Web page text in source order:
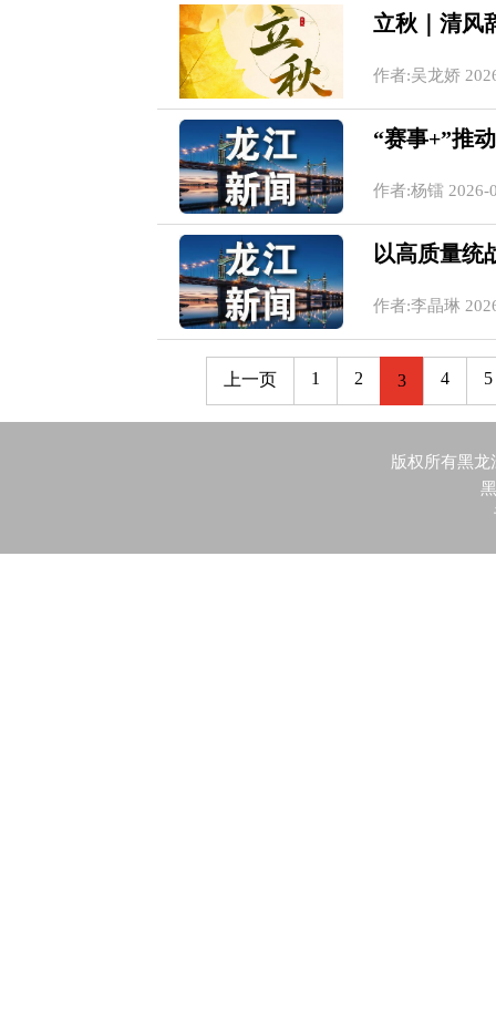
立秋｜清风
作者:吴龙娇
“赛事+”推
作者:杨镭 2026-
以高质量统
作者:李晶琳
上一页 1 2 3 4 5
版权所有黑